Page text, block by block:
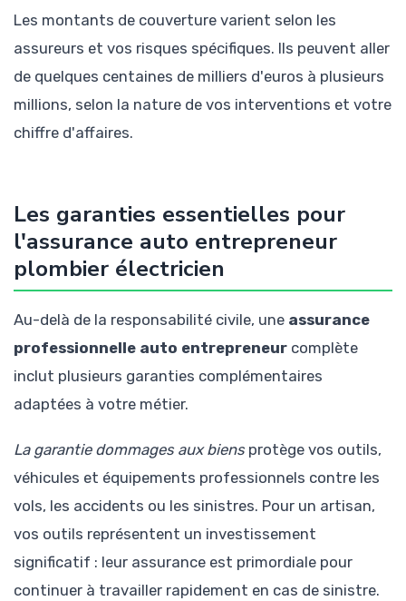
Les montants de couverture varient selon les
assureurs et vos risques spécifiques. Ils peuvent aller
de quelques centaines de milliers d'euros à plusieurs
millions, selon la nature de vos interventions et votre
chiffre d'affaires.
Les garanties essentielles pour
l'assurance auto entrepreneur
plombier électricien
Au-delà de la responsabilité civile, une assurance
professionnelle auto entrepreneur complète
inclut plusieurs garanties complémentaires
adaptées à votre métier.
La garantie dommages aux biensprotège vos outils,
véhicules et équipements professionnels contre les
vols, les accidents ou les sinistres. Pour un artisan,
vos outils représentent un investissement
significatif : leur assurance est primordiale pour
continuer à travailler rapidement en cas de sinistre.